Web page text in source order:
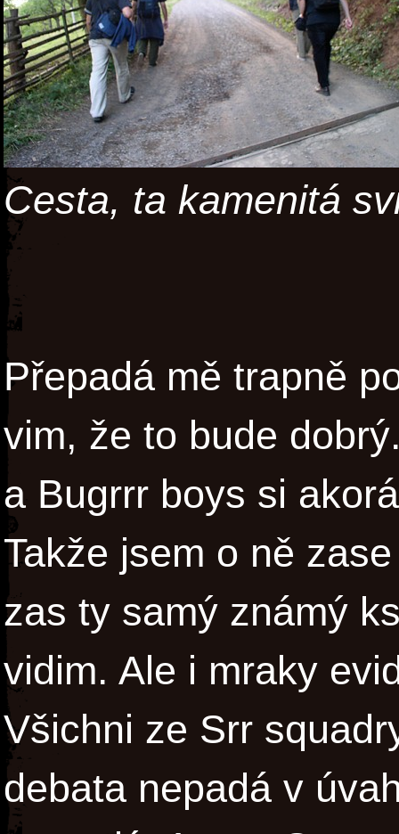
Cesta, ta kamenitá
Přepadá mě trapně
vim, že to bude
a Bugrrr boys si
Takže jsem o ně
zas ty samý známý
vidim. Ale i mraky
Všichni ze Srr
debata nepadá v